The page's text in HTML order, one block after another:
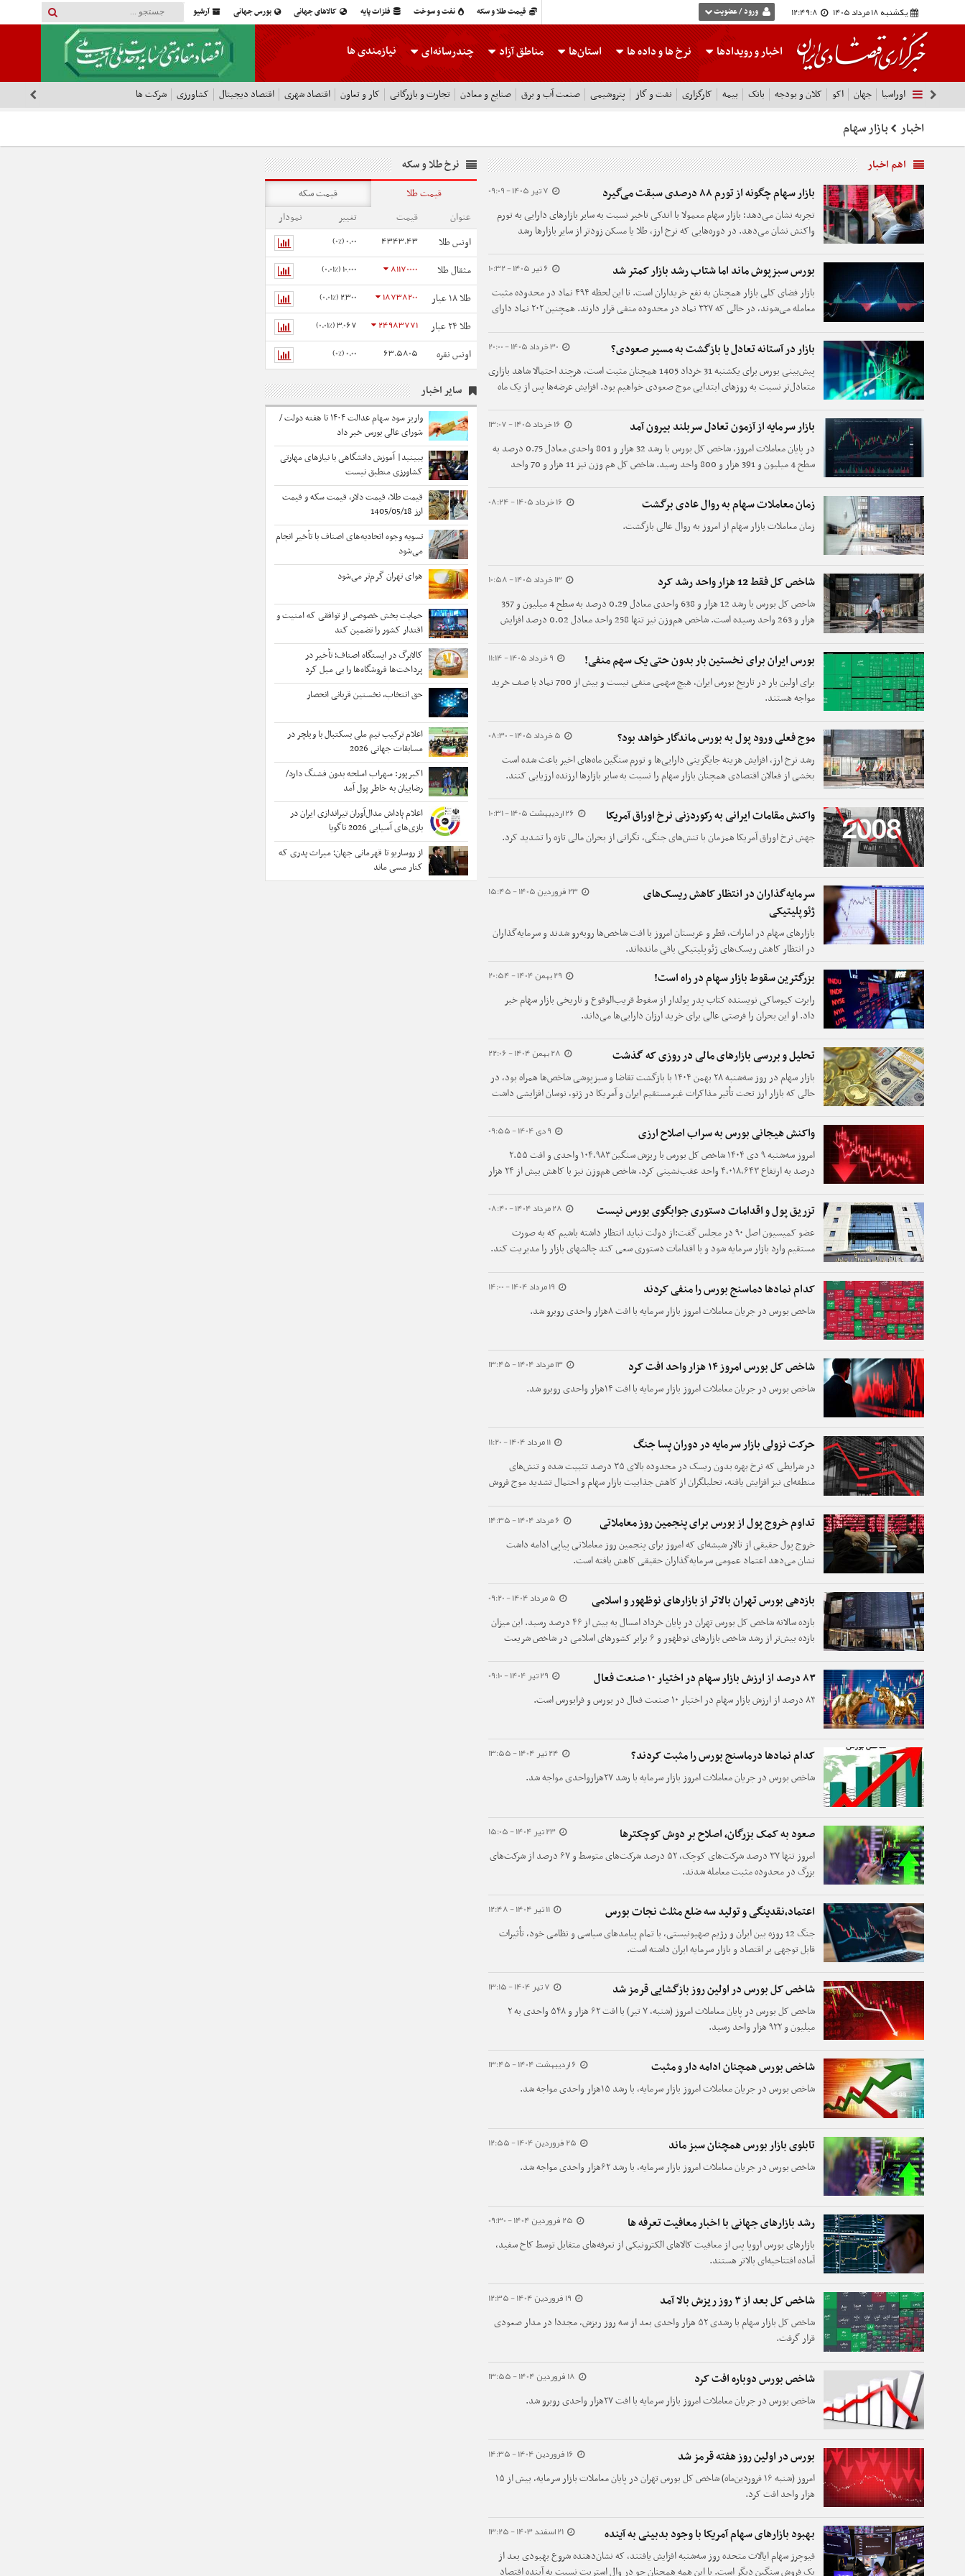
قیمت طلا و سکه نفت و سوخت فلزات پایه کالاهای جهانی بورس جهانی آرشیو یکشنبه 18 مرداد 1405 12:49:9 ورود / عضویت
اخبار و رویدادها نرخ هاو داده ها استان‌ها مناطق آزاد چندرسانه‌ای نیازمندی ها
اوراسیا جهان اکو کلان و بودجه بانک بیمه کارگزاری نفت و گاز پتروشیمی صنعت آب و برق صنایع و معادن تجارت و بازرگانی کار و تعاون اقتصاد شهری اقتصاد دیجیتال کشاورزی شرکت ها
اخبار بازار سهام
اهم اخبار
7 تیر 1405 - 09:09 بازار سهام چگونه از تورم ۸۸ درصدی سبقت می‌گیرد
تجربه نشان می‌دهد؛ بازار سهام معمولا با اندکی تاخیر نسبت به سایر بازارهای دارایی به تورم
واکنش نشان می‌دهد. در دوره‌هایی که نرخ ارز، طلا یا مسکن زودتر از سایر بازارها رشد
6 تیر 1405 - 10:32 بورس سبزپوش ماند اما شتاب رشد بازار کمتر شد
بازار فضای کلی بازار همچنان به نفع خریداران است. تا این لحظه ۴۹۴ نماد در محدوده مثبت
معامله می‌شوند، در حالی که ۳۲۷ نماد در محدوده منفی قرار دارند. همچنین ۲۰۲ نماد دارای
30 خرداد 1405 - 20:00 بازار در آستانه تعادل یا بازگشت به مسیر صعودی؟
پیش‌بینی بورس برای یکشنبه 31 خرداد 1405 همچنان مثبت است، هرچند احتمالا شاهد بازاری
متعادل‌تر نسبت به روزهای ابتدایی موج صعودی خواهیم بود. افزایش عرضه‌ها پس از یک ماه
16 خرداد 1405 - 13:07 بازار سرمایه از آزمون تعادل سربلند بیرون آمد
در پایان معاملات امروز، شاخص کل بورس با رشد 32 هزار و 801 واحدی معادل 0.75 درصد به
سطح 4 میلیون و 391 هزار و 800 واحد رسید. شاخص کل هم وزن نیز 11 هزار و 70 واحد
16 خرداد 1405 - 08:24 زمان معاملات سهام به روال عادی برگشت
زمان معاملات بازار سهام از امروز به روال عالی بازگشت.
13 خرداد 1405 - 10:58 شاخص کل فقط 12 هزار واحد رشد کرد
شاخص کل بورس با رشد 12 هزار و 638 واحدی معادل 0.29 درصد به سطح 4 میلیون و 357
هزار و 263 واحد رسیده است. شاخص هم‌وزن نیز تنها 258 واحد معادل 0.02 درصد افزایش
9 خرداد 1405 - 11:14 بورس ایران برای نخستین بار بدون حتی یک سهم منفی!
برای اولین بار در تاریخ بورس ایران، هیچ سهمی منفی نیست و بیش از 700 نماد با صف خرید
مواجه هستند.
5 خرداد 1405 - 08:30 موج فعلی ورود پول به بورس ماندگار خواهد بود؟
رشد نرخ ارز، افزایش هزینه جایگزینی دارایی‌ها و تورم سنگین ماه‌های اخیر باعث شده است
بخشی از فعالان اقتصادی همچنان بازار سهام را نسبت به سایر بازارها ارزنده ارزیابی کنند.
26 اردیبهشت 1405 - 10:31 واکنش مقامات ایرانی به رکوردزنی نرخ اوراق آمریکا
جهش نرخ اوراق آمریکا همزمان با تنش‌های جنگی، نگرانی از بحران مالی تازه را تشدید کرد.
23 فروردین 1405 - 15:45
سرمایه‌گذاران در انتظار کاهش ریسک‌های
ژئوپلیتیکی
بازارهای سهام در امارات، قطر و عربستان امروز با افت شاخص‌ها روبه‌رو شدند و سرمایه‌گذاران
در انتظار کاهش ریسک‌های ژئوپلیتیکی باقی مانده‌اند.
29 بهمن 1404 - 20:54 بزرگترین سقوط بازار سهام در راه است!
رابرت کیوساکی نویسنده کتاب پدر پولدار از سقوط قریب‌الوقوع و تاریخی بازار سهام خبر
داد. او این بحران را فرصتی عالی برای خرید ارزان دارایی‌ها می‌داند.
28 بهمن 1404 - 22:06 تحلیل و بررسی بازارهای مالی در روزی که گذشت
بازار سهام در روز سه‌شنبه ۲۸ بهمن ۱۴۰۴ با بازگشت تقاضا و سبزپوشی شاخص‌ها همراه بود، در
حالی که بازار ارز تحت تأثیر مذاکرات غیرمستقیم ایران و آمریکا در ژنو، نوسان افزایشی داشت
9 دی 1404 - 09:55 واکنش هیجانی بورس به سراب اصلاح ارزی
امروز سه‌شنبه ۹ دی ۱۴۰۴ شاخص کل بورس با ریزش سنگین ۱۰۴,۹۸۳ واحدی و افت ۲.۵۵
درصد به ارتفاع ۴,۰۱۸,۶۴۳ واحد عقب‌نشینی کرد. شاخص هم‌وزن نیز با کاهش بیش از ۲۴ هزار
28 مرداد 1404 - 08:40 تزریق پول و اقدامات دستوری جوابگوی بورس نیست
عضو کمیسیون اصل ۹۰ در مجلس گفت:از دولت نباید انتظار داشته باشیم که به صورت
مستقیم وارد بازار سرمایه شود و با اقدامات دستوری سعی کند چالشهای بازار را مدیریت کند.
19 مرداد 1404 - 14:00 کدام نمادها دماسنج بورس را منفی کردند
شاخص بورس در جریان معاملات امروز بازار سرمایه با افت ۸هزار واحدی روبرو شد.
13 مرداد 1404 - 13:45 شاخص کل بورس امروز ۱۴ هزار واحد افت کرد
شاخص بورس در جریان معاملات امروز بازار سرمایه با افت ۱۴هزار واحدی روبرو شد.
11 مرداد 1404 - 11:20 حرکت نزولی بازار سرمایه در دوران پسا جنگ
در شرایطی که نرخ بهره بدون ریسک در محدوده بالای ۳۵ درصد تثبیت شده و تنش‌های
منطقه‌ای نیز افزایش یافته، تحلیلگران از کاهش جذابیت بازار سهام و احتمال تشدید موج فروش
6 مرداد 1404 - 14:35 تداوم خروج پول از بورس برای پنجمین روز معاملاتی
خروج پول حقیقی از تالار شیشه‌ای که امروز برای پنجمین روز معاملاتی پیاپی ادامه داشت
نشان می‌دهد اعتماد عمومی سرمایه‌گذاران حقیقی کاهش یافته است.
5 مرداد 1404 - 09:20 بازدهی بورس تهران بالاتر از بازارهای نوظهور و اسلامی
بازده سالانه شاخص کل بورس تهران در پایان خرداد امسال به بیش از ۴۶ درصد رسید. این میزان
بازده بیش‌تر از رشد شاخص بازارهای نوظهور و ۶ برابر کشورهای اسلامی در شاخص شریعت
29 تیر 1404 - 09:10 ۸۳ درصد از ارزش بازار سهام در اختیار ۱۰ صنعت فعال
۸۳ درصد از ارزش بازار سهام در اختیار ۱۰ صنعت فعال در بورس و فرابورس است.
24 تیر 1404 - 13:55 کدام نمادها درماسنج بورس را مثبت کردند؟
شاخص بورس در جریان معاملات امروز بازار سرمایه با رشد ۲۷هزارواحدی مواجه شد.
23 تیر 1404 - 15:05 صعود به کمک بزرگان، اصلاح بر دوش کوچکترها
امروز تنها ۳۷ درصد شرکت‌های کوچک، ۵۲ درصد شرکت‌های متوسط و ۶۷ درصد از شرکت‌های
بزرگ در محدوده مثبت معامله شدند.
11 تیر 1404 - 12:48 اعتماد،نقدینگی و تولید سه ضلع مثلث نجات بورس
جنگ 12 روزه بین ایران و رژیم صهیونیستی، با تمام پیامدهای سیاسی و نظامی خود، تأثیرات
قابل توجهی بر اقتصاد و بازار سرمایه ایران داشته است.
7 تیر 1404 - 13:15 شاخص کل بورس در اولین روز بازگشایی قرمز شد
شاخص کل بورس در پایان معاملات امروز (شنبه، ۷ تیر) با افت ۶۲ هزار و ۵۴۸ واحدی به ۲
میلیون و ۹۲۲ هزار واحد رسید.
6 اردیبهشت 1404 - 13:45 شاخص بورس همچنان ادامه دار و مثبت
شاخص بورس در جریان معاملات امروز بازار سرمایه، با رشد ۱۵هزار واحدی مواجه شد.
25 فروردین 1404 - 12:55 تابلوی بازار بورس همچنان سبز ماند
شاخص بورس در جریان معاملات امروز بازار سرمایه، با رشد ۶۲هزار واحدی مواجه شد.
25 فروردین 1404 - 09:30 رشد بازارهای جهانی با اخبار معافیت تعرفه ها
بازارهای بورس اروپا پس از معافیت کالاهای الکترونیکی از تعرفه‌های متقابل توسط کاخ سفید،
آماده افتتاحیه‌ای بالاتر هستند.
19 فروردین 1404 - 12:35 شاخص کل بعد از ۳ روز ریزش بالا آمد
شاخص کل بازار سهام با رشدی ۵۲ هزار واحدی بعد از سه روز ریزش، مجددا در مدار صعودی
قرار گرفت.
18 فروردین 1404 - 13:55 شاخص بورس دوباره افت کرد
شاخص بورس در جریان معاملات امروز بازار سرمایه با افت ۲۷هزار واحدی روبرو شد.
16 فروردین 1404 - 14:35 بورس در اولین روز هفته قرمز شد
امروز (شنبه ۱۶ فروردین‌ماه) شاخص کل بورس تهران در پایان معاملات بازار سرمایه، بیش از ۱۵
هزار واحد افت کرد.
21 اسفند 1403 - 13:25 بهبود بازارهای سهام آمریکا با وجود بدبینی به آینده
فیوچرز سهام ایالات متحده روز سه‌شنبه افزایش یافتند، که نشان‌دهنده شروع بهبودی بعد از
یک فروش سنگین دیگر است. با این همه همچنان جو در وال استریت نسبت به آینده اقتصاد
نرخ طلا و سکه
قیمت طلا
قیمت سکه
عنوان
قیمت تغییر
نمودار
اونس طلا
4343.43
0.00 (0%)
مثقال طلا 81170000
10,000 (0.01%)
طلا ۱۸ عیار 18738200
2,300 (0.01%)
طلا ۲۴ عیار 24983771
3,067 (0.01%)
اونس نقره 63.5805
0.00 (0%)
سایر اخبار
واریز سود سهام عدالت ۱۴۰۴ تا هفته دولت /
شورای عالی بورس خبر داد
ببینید| آموزش دانشگاهی با نیازهای مهارتی
کشاورزی منطبق نیست
قیمت طلا، قیمت دلار، قیمت سکه و قیمت
ارز 1405/05/18
تسویه وجوه اتحادیه‌های اصناف با تأخیر انجام
می‌شود
هوای تهران گرم‌تر می‌شود
حمایت بخش خصوصی از توافقی که امنیت و
اقتدار کشور را تضمین کند
کالابرگ در ایستگاه اصناف؛ تأخیر در
پرداخت‌ها فروشگاه‌ها را بی میل کرد
حق انتخاب، نخستین قربانی انحصار
اعلام ترکیب تیم ملی بسکتبال با ویلچر در
مسابقات جهانی 2026
اکبرپور: سهراب اسلحه‌ بدون فشنگ دارد/
رضاییان به خاطر پول آمد
اعلام پاداش مدال‌آوران تیراندازی ایران در
بازی‌های آسیایی 2026 ناگویا
از روساریو تا قهرمانی جهان؛ میراث پدری که
کنار مسی ماند